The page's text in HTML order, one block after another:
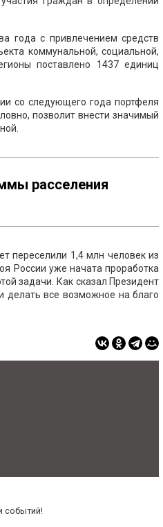
года с привлечением средств
коммунальной, социальной,
поставлено 1437 единиц
со следующего года портфеля
позволит внести значимый
расселения
переселили 1,4 млн человек из
России уже начата проработка
задачи. Как сказал Президент
все возможное на благо
событий!